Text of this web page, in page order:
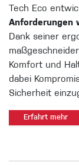
Tech Eco
Anforderungen
Dank seiner
Komfort und
dabei
Sicherheit
Erfahrt mehr